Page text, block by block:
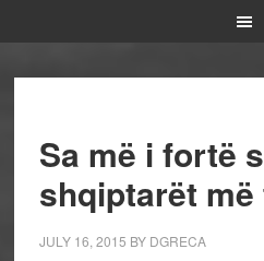
Sa më i fortë
shqiptarët
JULY 16, 2015 BY DGRECA